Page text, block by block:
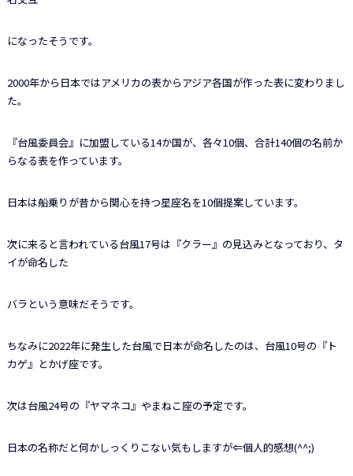
になったそうです。
2000年から日本ではアメリカの表からアジア各国が作った表に変わりまし
た。
『台風委員会』に加盟している14か国が、各々10個、合計140個の名前か
らなる表を作っています。
日本は船乗りが昔から関心を持つ星座名を10個提案しています。
次に来ると言われている台風17号は『クラー』の見込みとなっており、タ
イが命名した
バラという意味だそうです。
ちなみに2022年に発生した台風で日本が命名したのは、台風10号の『ト
カゲ』とかげ座です。
次は台風24号の『ヤマネコ』やまねこ座の予定です。
日本の名称だと何かしっくりこない気もしますが⇐個人的感想(^^;)